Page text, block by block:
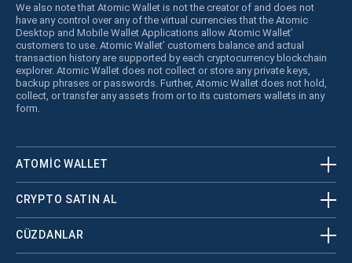
We also note that Atomic Wallet is not the creator of and does not
have any control over any of the virtual currencies that the Atomic
Desktop and Mobile Wallet Applications allow Atomic Wallet’
customers to use. Atomic Wallet’ customers balance and actual
transaction history are supported by each cryptocurrency blockchain
explorer. Atomic Wallet does not collect or store any private keys,
backup phrases or passwords. Further, Atomic Wallet does not hold,
collect, or transfer any assets from or to its customers wallets in any
form.
ATOMIC WALLET
CRYPTO SATIN AL
CÜZDANLAR